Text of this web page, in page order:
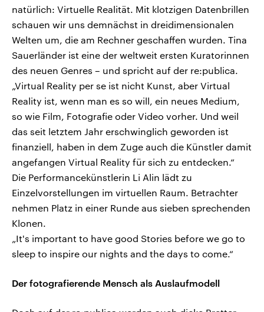
natürlich: Virtuelle Realität. Mit klotzigen Datenbrillen
schauen wir uns demnächst in dreidimensionalen
Welten um, die am Rechner geschaffen wurden. Tina
Sauerländer ist eine der weltweit ersten Kuratorinnen
des neuen Genres – und spricht auf der re:publica.
„Virtual Reality per se ist nicht Kunst, aber Virtual
Reality ist, wenn man es so will, ein neues Medium,
so wie Film, Fotografie oder Video vorher. Und weil
das seit letztem Jahr erschwinglich geworden ist
finanziell, haben in dem Zuge auch die Künstler damit
angefangen Virtual Reality für sich zu entdecken.“
Die Performancekünstlerin Li Alin lädt zu
Einzelvorstellungen im virtuellen Raum. Betrachter
nehmen Platz in einer Runde aus sieben sprechenden
Klonen.
„It's important to have good Stories before we go to
sleep to inspire our nights and the days to come.“
Der fotografierende Mensch als Auslaufmodell